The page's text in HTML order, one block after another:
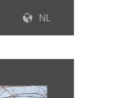
NL